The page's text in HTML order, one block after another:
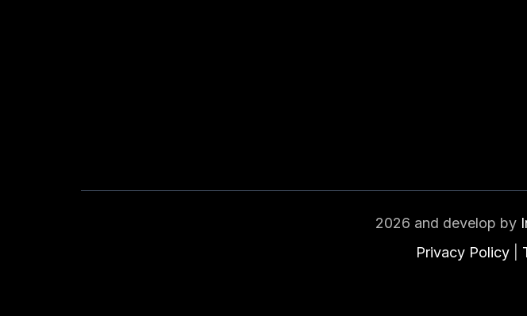
2026 and develop by
Privacy Policy